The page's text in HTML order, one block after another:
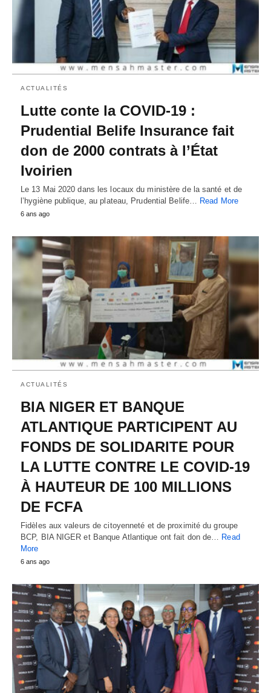
ACTUALITÉS
Lutte conte la COVID-19 :
Prudential Belife Insurance fait
don de 2000 contrats à l’État
Ivoirien
Le 13 Mai 2020 dans les locaux du ministère de la santé et de
l’hygiène publique, au plateau, Prudential Belife… Read More
6 ans ago
ACTUALITÉS
BIA NIGER ET BANQUE
ATLANTIQUE PARTICIPENT AU
FONDS DE SOLIDARITE POUR
LA LUTTE CONTRE LE COVID-19
À HAUTEUR DE 100 MILLIONS
DE FCFA
Fidèles aux valeurs de citoyenneté et de proximité du groupe
BCP, BIA NIGER et Banque Atlantique ont fait don de…
Read
More
6 ans ago